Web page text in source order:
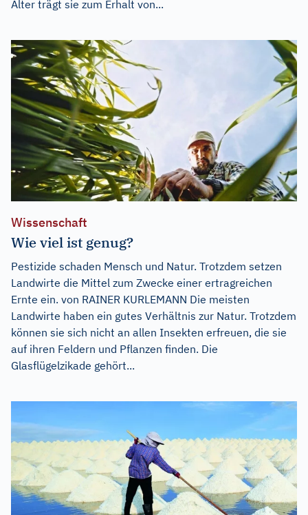
Alter trägt sie zum Erhalt von...
Wissenschaft
Wie viel ist genug?
Pestizide schaden Mensch und Natur. Trotzdem setzen
Landwirte die Mittel zum Zwecke einer ertragreichen
Ernte ein. von RAINER KURLEMANN Die meisten
Landwirte haben ein gutes Verhältnis zur Natur. Trotzdem
können sie sich nicht an allen Insekten erfreuen, die sie
auf ihren Feldern und Pflanzen finden. Die
Glasflügelzikade gehört...